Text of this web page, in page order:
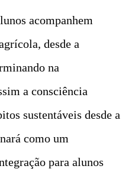
acompanhem
desde a
na
a consciência
sustentáveis desde a
como um
para alunos